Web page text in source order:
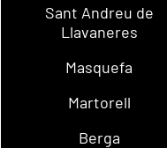
Sant Andreu de
Llavaneres
Masquefa
Martorell
Berga